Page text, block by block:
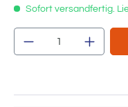
Sofort versandfertig.
Produkt